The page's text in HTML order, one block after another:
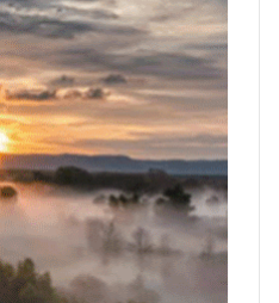
अ
ख
ण्ड
भा
की
प
ह
चा
न